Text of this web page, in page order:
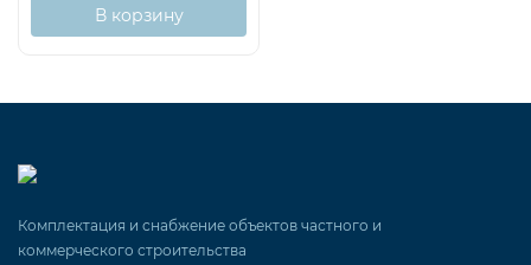
В корзину
Комплектация и снабжение объектов частного и
коммерческого строительства